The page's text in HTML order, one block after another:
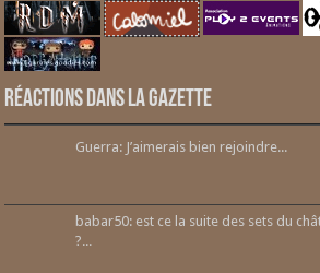
Réactions dans la gazette
Guerra: J’aimerais bien rejoindre...
babar50: est ce la suite des sets du
?...